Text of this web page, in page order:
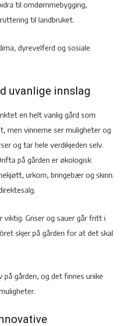
til omdømmebygging,
til landbruket.
dyrevelferd og sosiale
uvanlige innslag
en helt vanlig gård som
men vinnerne ser muligheter og
og tar hele verdikjeden selv.
på gården er økologisk
urkorn, bringebær og skinn.
Griser og sauer går fritt i
skjer på gården for at det skal
på gården, og det finnes unike